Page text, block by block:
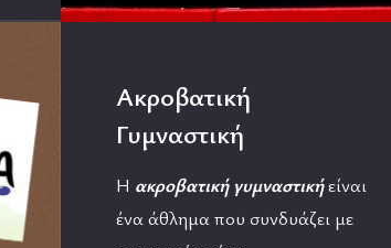
Ακροβατική
Γυμναστική
Η ακροβατική γυμναστικήείναι
ένα άθλημα που συνδυάζει με